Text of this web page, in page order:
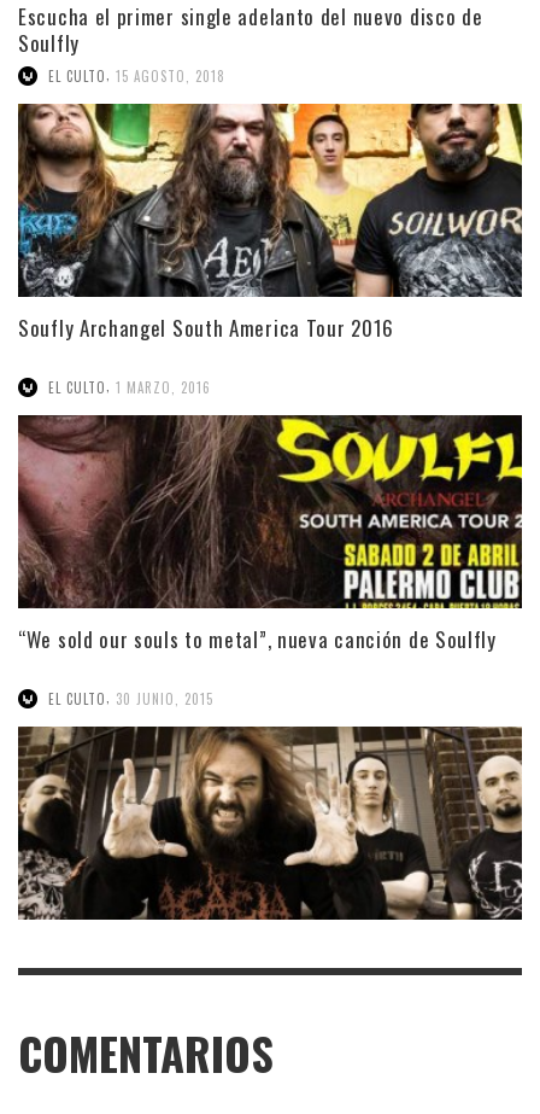
Escucha el primer single adelanto del nuevo disco de
Soulfly
EL CULTO, 15 AGOSTO, 2018
Soufly Archangel South America Tour 2016
EL CULTO 1 MARZO, 2016
“We sold our souls to metal”, nueva canción de Soulfly
EL CULTO 30 JUNIO, 2015
COMENTARIOS